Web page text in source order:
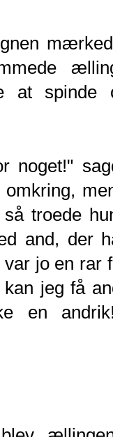
at spinde
noget!"
omkring,
så troede
and, der
jo en rar
kan jeg få
en